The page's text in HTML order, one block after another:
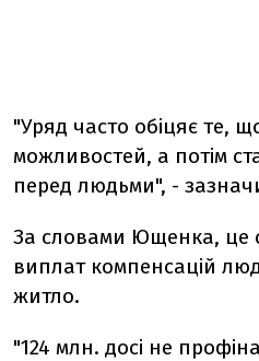
"Уряд часто обіцяє те,
можливостей, а потім
перед людьми", -
За словами Ющенка, це
виплат компенсацій
житло.
"124 млн. досі не